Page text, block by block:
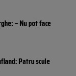
– Nu pot face
Patru scule